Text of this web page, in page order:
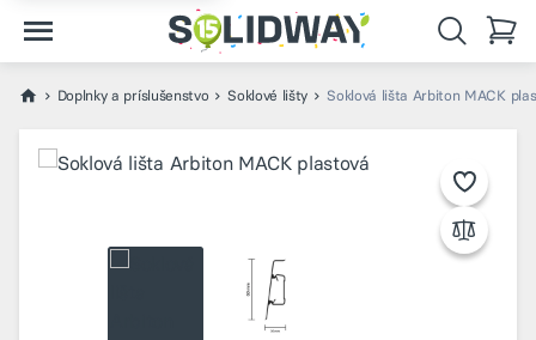
Doplnky a príslušenstvo Soklové lišty Soklová lišta Arbiton MACK